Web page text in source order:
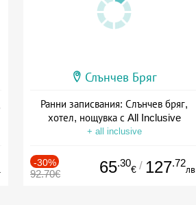
Слънчев Бряг
Ранни записвания: Слънчев бряг,
хотел, нощувка с All Inclusive
+ all inclusive
-30%
92.70€ 65.30
€ / 127.72
лв.